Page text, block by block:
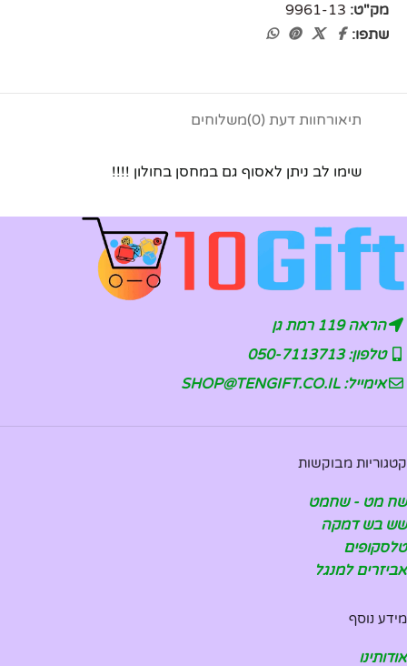
מק"ט: 9961-13
שתפו:
תיאורחוות דעת (0) משלוחים
שימו לב ניתן לאסוף גם במחסן בחולון !!!!
הראה 119 רמת גן
טלפון: 050-7113713
אימייל: SHOP@TENGIFT.CO.IL
קטגוריות מבוקשות
שח מט - שחמט
שש בש דמקה
טלסקופים
אביזרים למנגל
מידע נוסף
אודותינו